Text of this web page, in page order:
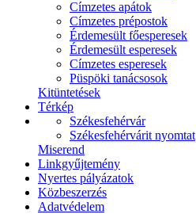
Címzetes apátok
Címzetes prépostok
Érdemesült főesperesek
Érdemesült esperesek
Címzetes esperesek
Püspöki tanácsosok
Kitüntetések
Térkép
Székesfehérvár
Székesfehérvárit nyomtat
Miserend
Linkgyűjtemény
Nyertes pályázatok
Közbeszerzés
Adatvédelem